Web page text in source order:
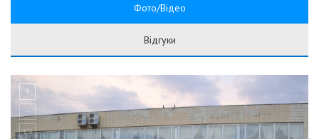
Фото/Відео
Відгуки